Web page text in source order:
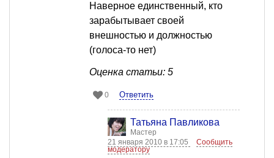
Наверное единственный, кто
зарабытывает своей
внешностью и должностью
(голоса-то нет)
Оценка статьи: 5
0 Ответить
Татьяна Павликова
Мастер
21 января 2010 в 17:05
Сообщить
модератору